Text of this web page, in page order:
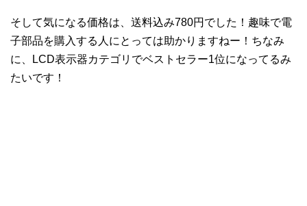
そして気になる価格は、送料込み780円でした！趣味で電
子部品を購入する人にとっては助かりますねー！ちなみ
に、LCD表示器カテゴリでベストセラー1位になってるみ
たいです！